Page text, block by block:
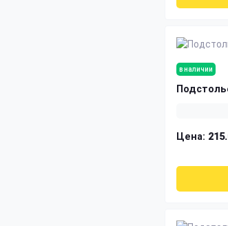
в наличии
Цена: